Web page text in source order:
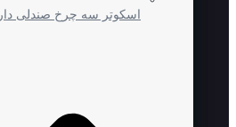
اسکوتر سه چرخ صندلی دار